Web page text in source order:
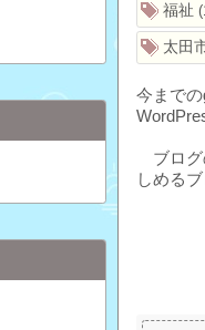
福祉
太田
今まで
ブログ
しめる